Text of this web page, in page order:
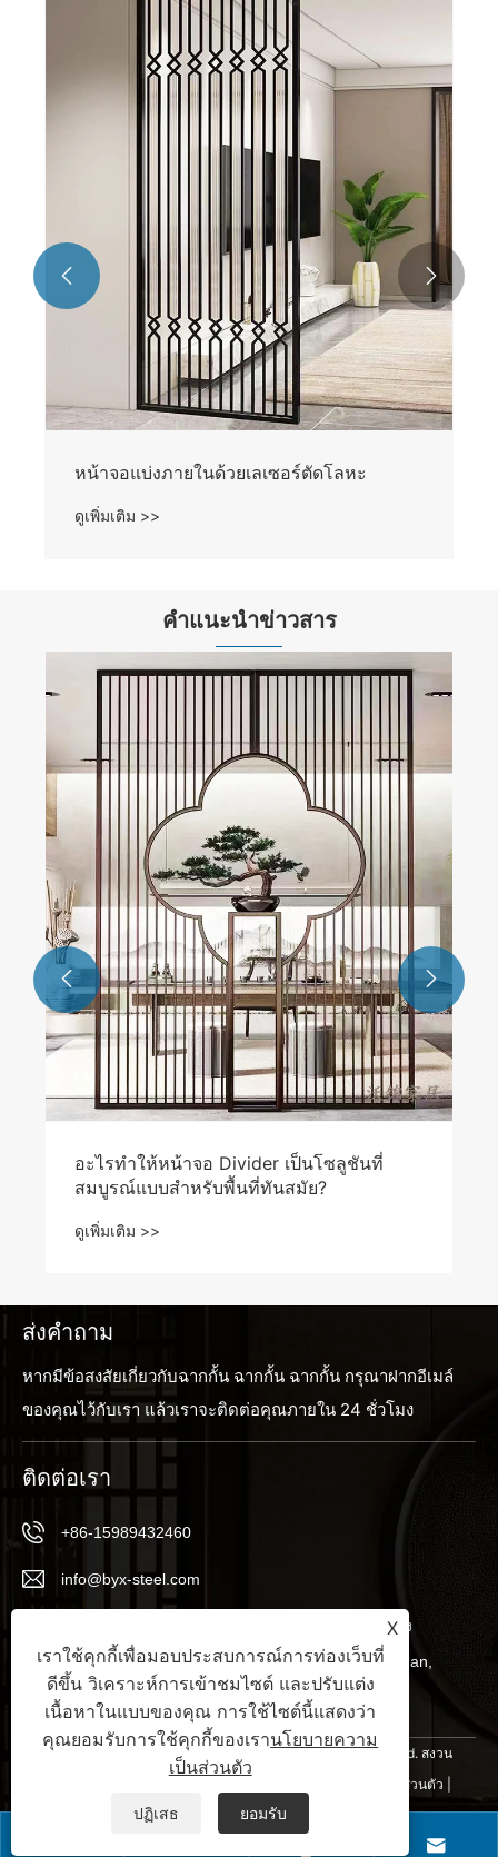
ไอเดียกั้นห้องสแตนเลสสไตล์โมเดิร์น
ดูเพิ่มเติม >>
 
คำแนะนำข่าวสาร
การใช้หน้าจอแยกมีความสำคัญอย่างไร
ดูเพิ่มเติม >>
 
ส่งคำถาม
หากมีข้อสงสัยเกี่ยวกับฉากกั้น ฉากกั้น ฉากกั้น กรุณาฝากอีเมล์
ของคุณไว้กับเรา แล้วเราจะติดต่อคุณภายใน 24 ชั่วโมง
ติดต่อเรา
+86-15989432460
info@byx-steel.com
เลขที่ 21, เขตอุตสาหกรรม Wufuwei, Pingnan, เมือง
Pingzhou, ถนน Guicheng, เขต Nanhai, เมือง Foshan,
มณฑลกวางตุ้ง, จีน
ลิขสิทธิ์ © 2024 บริษัท Foshan Nante Metal Products Co., Ltd. สงวน
นโยบายความเป็นส่วนตัว

X
เราใช้คุกกี้เพื่อมอบประสบการณ์การท่องเว็บที่
ดีขึ้น วิเคราะห์การเข้าชมไซต์ และปรับแต่ง
เนื้อหาในแบบของคุณ การใช้ไซต์นี้แสดงว่า
คุณยอมรับการใช้คุกกี้ของเรานโยบายความ
เป็นส่วนตัว
ปฏิเสธ ยอมรับ